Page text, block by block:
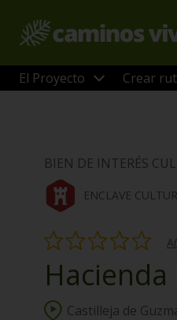
El Proyecto Crear
BIEN DE INTERÉS
ENCLAVE
Castilleja de